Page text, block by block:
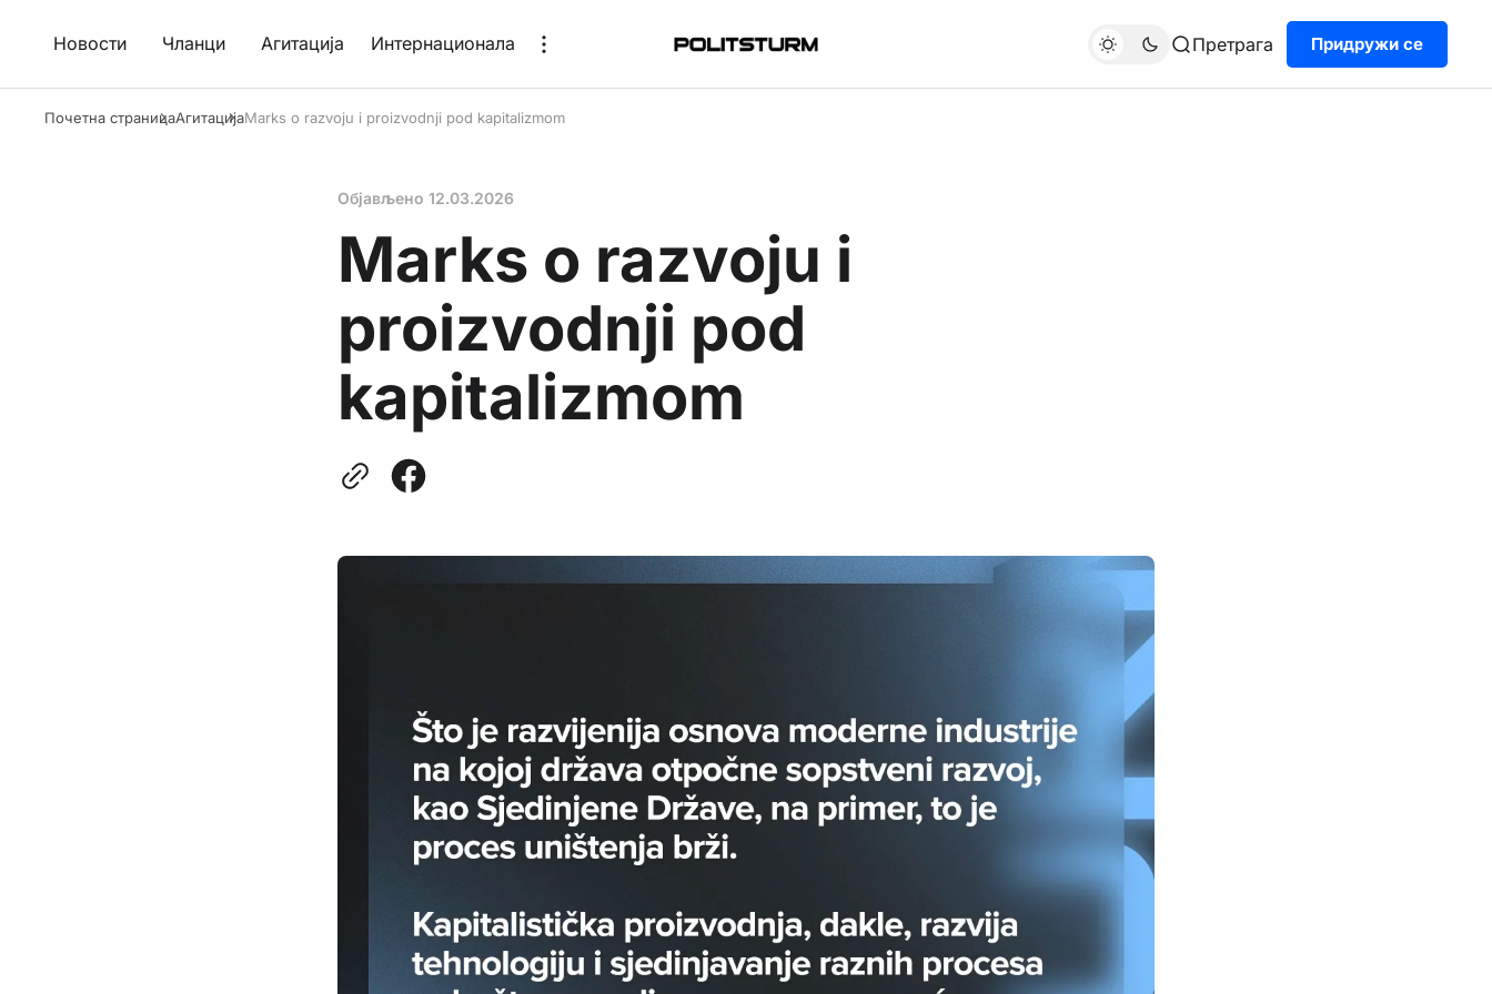
Новости Чланци Агитација Интернационала Претрага Придружи се
Почетна страницаАгитацијаMarks o razvoju i proizvodnji pod kapitalizmom
Објављено 12.03.2026
Marks o razvoju i
proizvodnji pod
kapitalizmom